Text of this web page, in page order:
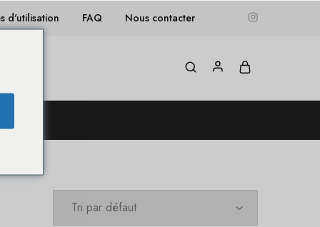
d'utilisation FAQ Nous contacter